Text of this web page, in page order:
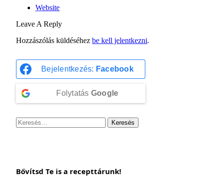
Website
Leave A Reply
Hozzászólás küldéséhez be kell jelentkezni.
Bejelentkezés: Facebook
Folytatás Google
Keresés:
Bővítsd Te is a recepttárunk!